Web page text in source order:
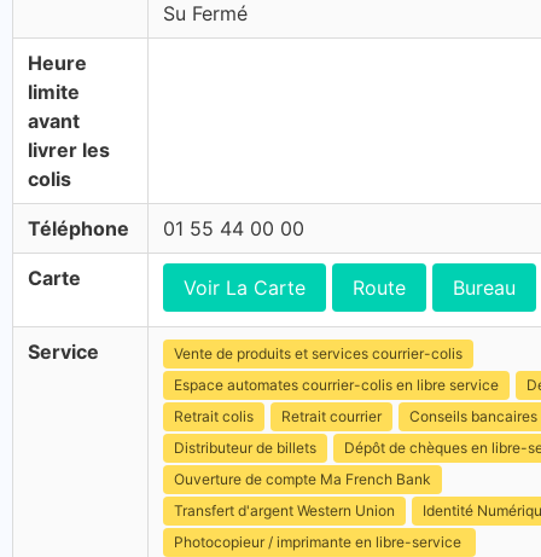
Su Fermé
Heure
limite
avant
livrer les
colis
Téléphone 01 55 44 00 00
Carte Voir La Carte Route Bureau
Service
Vente de produits et services courrier-colis
Espace automates courrier-colis en libre service
Retrait colis
Retrait courrier
Conseils bancaires
Distributeur de billets
Dépôt de chèques en libre-
Ouverture de compte Ma French Bank
Transfert d'argent Western Union
Identité
Photocopieur / imprimante en libre-service